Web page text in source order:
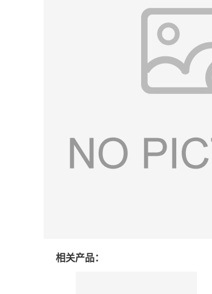
相关产品：